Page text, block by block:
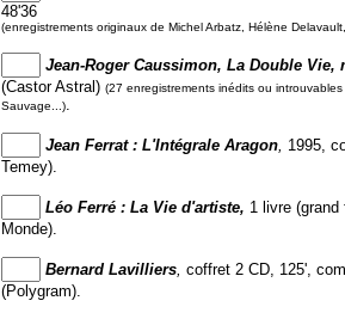
48'36
(enregistrements originaux de Michel Arbatz, Hélène
Jean-Roger Caussimon, La Double Vie,
(Castor Astral) (27 enregistrements inédits ou
Sauvage...)
Jean Ferrat : L'Intégrale Aragon 1995,
Temey).
Léo Ferré : La Vie d'artiste, 1 livre (grand
Monde).
Bernard Lavilliers coffret 2 CD, 125',
(Polygram).